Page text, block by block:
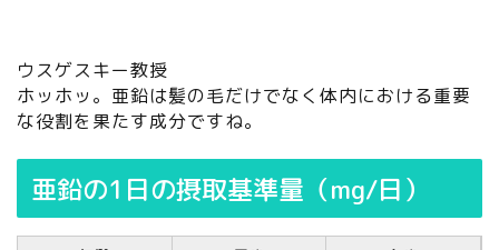
ウスゲスキー教授
ホッホッ。亜鉛は髪の毛だけでなく体内における重要
な役割を果たす成分ですね。
亜鉛の1日の摂取基準量（mg/日）